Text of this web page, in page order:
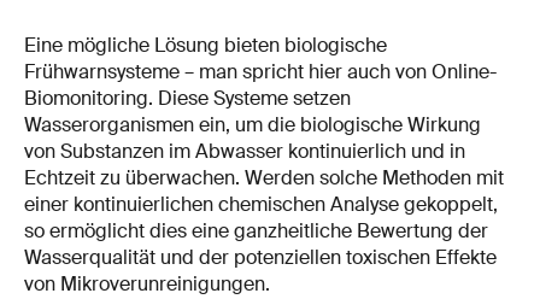
Eine mögliche Lösung bieten biologische
Frühwarnsysteme – man spricht hier auch von Online-
Biomonitoring. Diese Systeme setzen
Wasserorganismen ein, um die biologische Wirkung
von Substanzen im Abwasser kontinuierlich und in
Echtzeit zu überwachen. Werden solche Methoden mit
einer kontinuierlichen chemischen Analyse gekoppelt,
so ermöglicht dies eine ganzheitliche Bewertung der
Wasserqualität und der potenziellen toxischen Effekte
von Mikroverunreinigungen.